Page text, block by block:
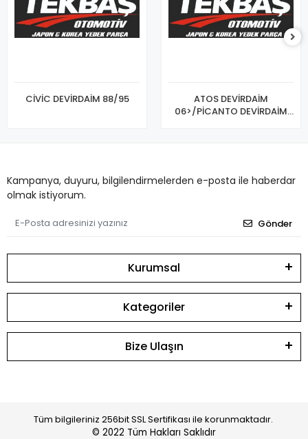
CİVİC DEVİRDAİM 88/95
ATOS DEVİRDAİM
06>/PİCANTO DEVİRDAİM
Kampanya, duyuru, bilgilendirmelerden e-posta ile haberdar
olmak istiyorum.
Gönder
Kurumsal
Kategoriler
Bize Ulaşın
Tüm bilgileriniz 256bit SSL Sertifikası ile korunmaktadır.
© 2022 Tüm Hakları Saklıdır